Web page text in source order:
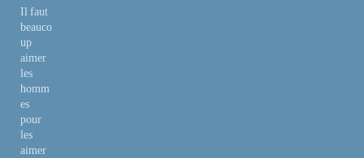
Il faut
beauco
up
aimer
les
homm
es
pour
les
aimer